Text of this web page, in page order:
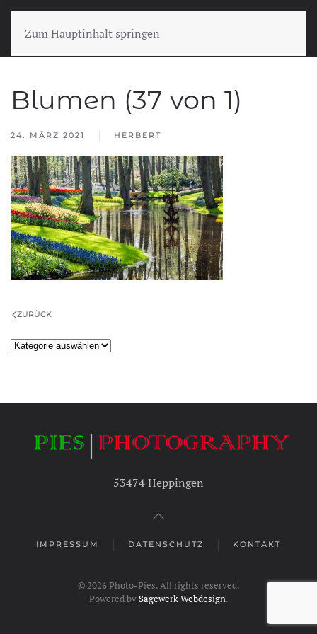
Zum Hauptinhalt springen
Blumen (37 von 1)
24. MÄRZ 2021 HERBERT
ZURÜCK
Kategorien
53474 Heppingen
IMPRESSUM DATENSCHUTZ KONTAKT
© 2026Photo-Pies. All rights reserved.
Powered bySagewerk Webdesign.